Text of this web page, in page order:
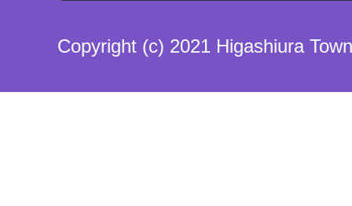
Copyright (c) 2021 Higashiura